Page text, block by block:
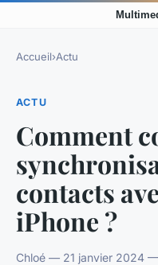
Accueil›Actu
ACTU
Comment
contacts
iPhone ?
Chloé — 21 janvier 2024